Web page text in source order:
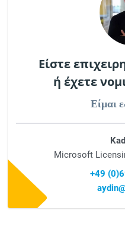
Είστε
ή έχετε
Είμαι
Microsoft
+49